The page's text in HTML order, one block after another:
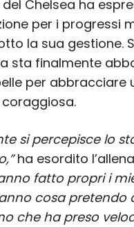
del Chelsea ha
per i progressi
la sua gestione.
sta finalmente
per abbracciare
si percepisce lo
ha esordito
fatto propri i
cosa pretendo
che ha preso